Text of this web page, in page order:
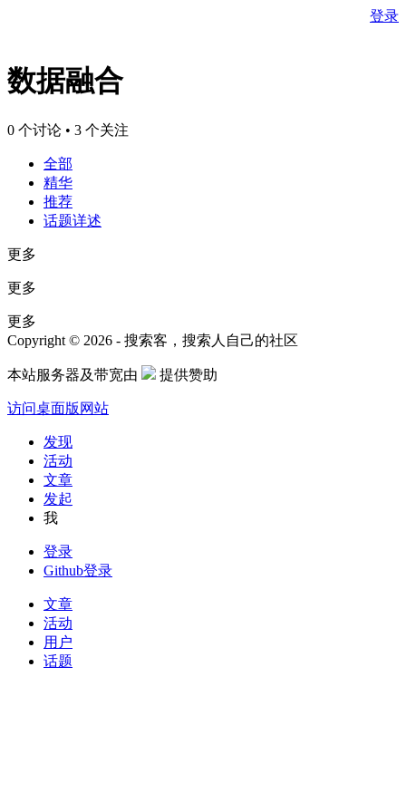
登录
数据融合
0 个讨论 • 3 个关注
全部
精华
推荐
话题详述
更多
更多
更多
Copyright © 2026 - 搜索客，搜索人自己的社区
本站服务器及带宽由 提供赞助
访问桌面版网站
发现
活动
文章
发起
我
登录
Github登录
文章
活动
用户
话题